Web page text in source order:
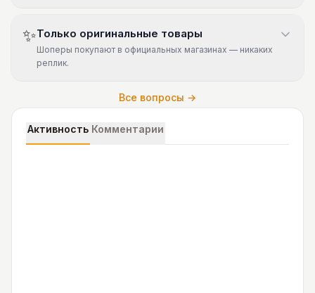
✨Только оригинальные товары
Шоперы покупают в официальных магазинах — никаких
реплик.
Все вопросы →
Активность Комментарии